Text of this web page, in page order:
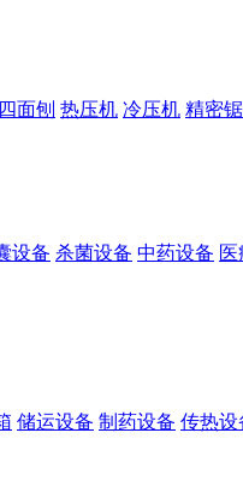
四面刨 热压机 冷压机 精密锯
设备 杀菌设备 中药设备
储运设备 制药设备 传热设